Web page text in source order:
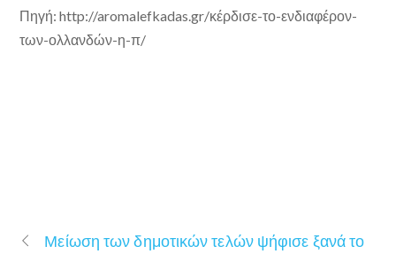
Πηγή: http://aromalefkadas.gr/κέρδισε-το-ενδιαφέρον-
των-ολλανδών-η-π/
Μείωση των δημοτικών τελών ψήφισε ξανά το